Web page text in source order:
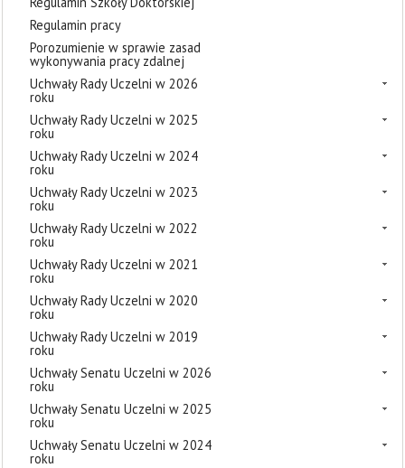
Regulamin pracy
Porozumienie w sprawie zasad
wykonywania pracy zdalnej
Uchwały Rady Uczelni w 2026
roku
Uchwały Rady Uczelni w 2025
roku
Uchwały Rady Uczelni w 2024
roku
Uchwały Rady Uczelni w 2023
roku
Uchwały Rady Uczelni w 2022
roku
Uchwały Rady Uczelni w 2021
roku
Uchwały Rady Uczelni w 2020
roku
Uchwały Rady Uczelni w 2019
roku
Uchwały Senatu Uczelni w 2026
roku
Uchwały Senatu Uczelni w 2025
roku
Uchwały Senatu Uczelni w 2024
roku